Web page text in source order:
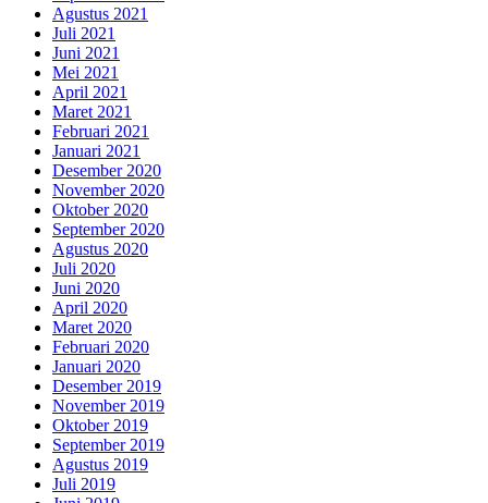
Agustus 2021
Juli 2021
Juni 2021
Mei 2021
April 2021
Maret 2021
Februari 2021
Januari 2021
Desember 2020
November 2020
Oktober 2020
September 2020
Agustus 2020
Juli 2020
Juni 2020
April 2020
Maret 2020
Februari 2020
Januari 2020
Desember 2019
November 2019
Oktober 2019
September 2019
Agustus 2019
Juli 2019